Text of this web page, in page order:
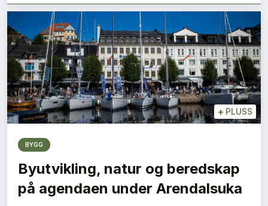
+ PLUSS
BYGG
Byutvikling, natur og beredskap
på agendaen under Arendalsuka